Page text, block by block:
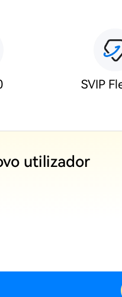
SVIP
utilizador